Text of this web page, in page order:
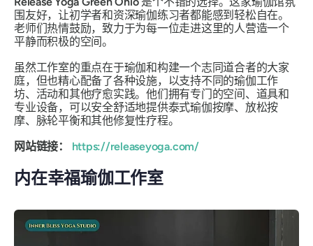
围友好，让初学者和资深瑜伽练习者都能感到轻松自在。
老师们热情鼓励，致力于为每一位走进这里的人营造一个
平静而积极的空间。
虽然工作室的重点在于瑜伽和构建一个志同道合者的大家
庭，但也精心配备了各种设施，以支持不同的瑜伽工作
坊、活动和其他疗愈实践。他们拥有专门的空间、道具和
专业设备，可以安全舒适地提供泰式瑜伽按摩、放松按
摩、脉轮平衡和其他修复性疗程。
网站链接：
https://releaseyoga.com/
内在幸福瑜伽工作室